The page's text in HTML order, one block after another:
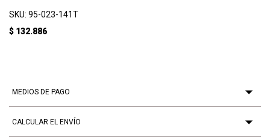
SKU: 95-023-141T
$ 132.886
MEDIOS DE PAGO
CALCULAR EL ENVÍO